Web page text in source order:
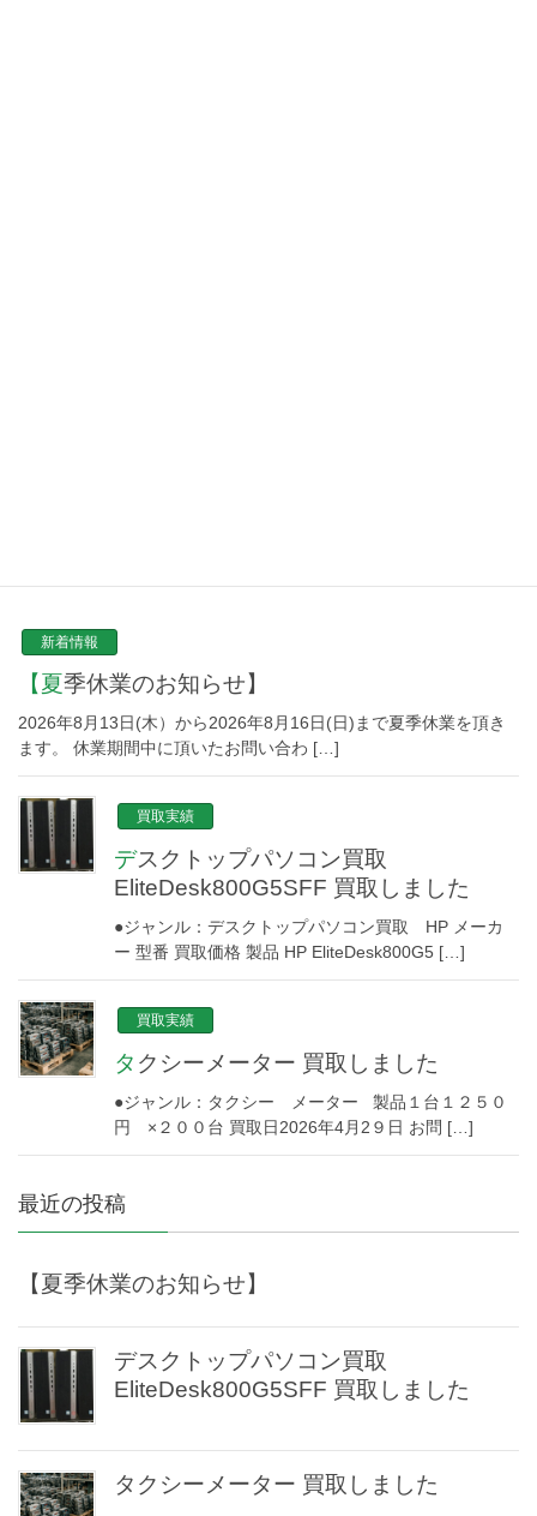
新着情報
【夏季休業のお知らせ】
2026年8月13日(木）から2026年8月16日(日)まで夏季休業を頂き
ます。 休業期間中に頂いたお問い合わ […]
買取実績
デスクトップパソコン買取
EliteDesk800G5SFF 買取しました
●ジャンル：デスクトップパソコン買取 HP メーカ
ー 型番 買取価格 製品 HP EliteDesk800G5 […]
買取実績
タクシーメーター 買取しました
●ジャンル：タクシー メーター 製品１台１２５０
円 ×２００台 買取日2026年4月2９日 お問 […]
最近の投稿
【夏季休業のお知らせ】
デスクトップパソコン買取
EliteDesk800G5SFF 買取しました
タクシーメーター 買取しました